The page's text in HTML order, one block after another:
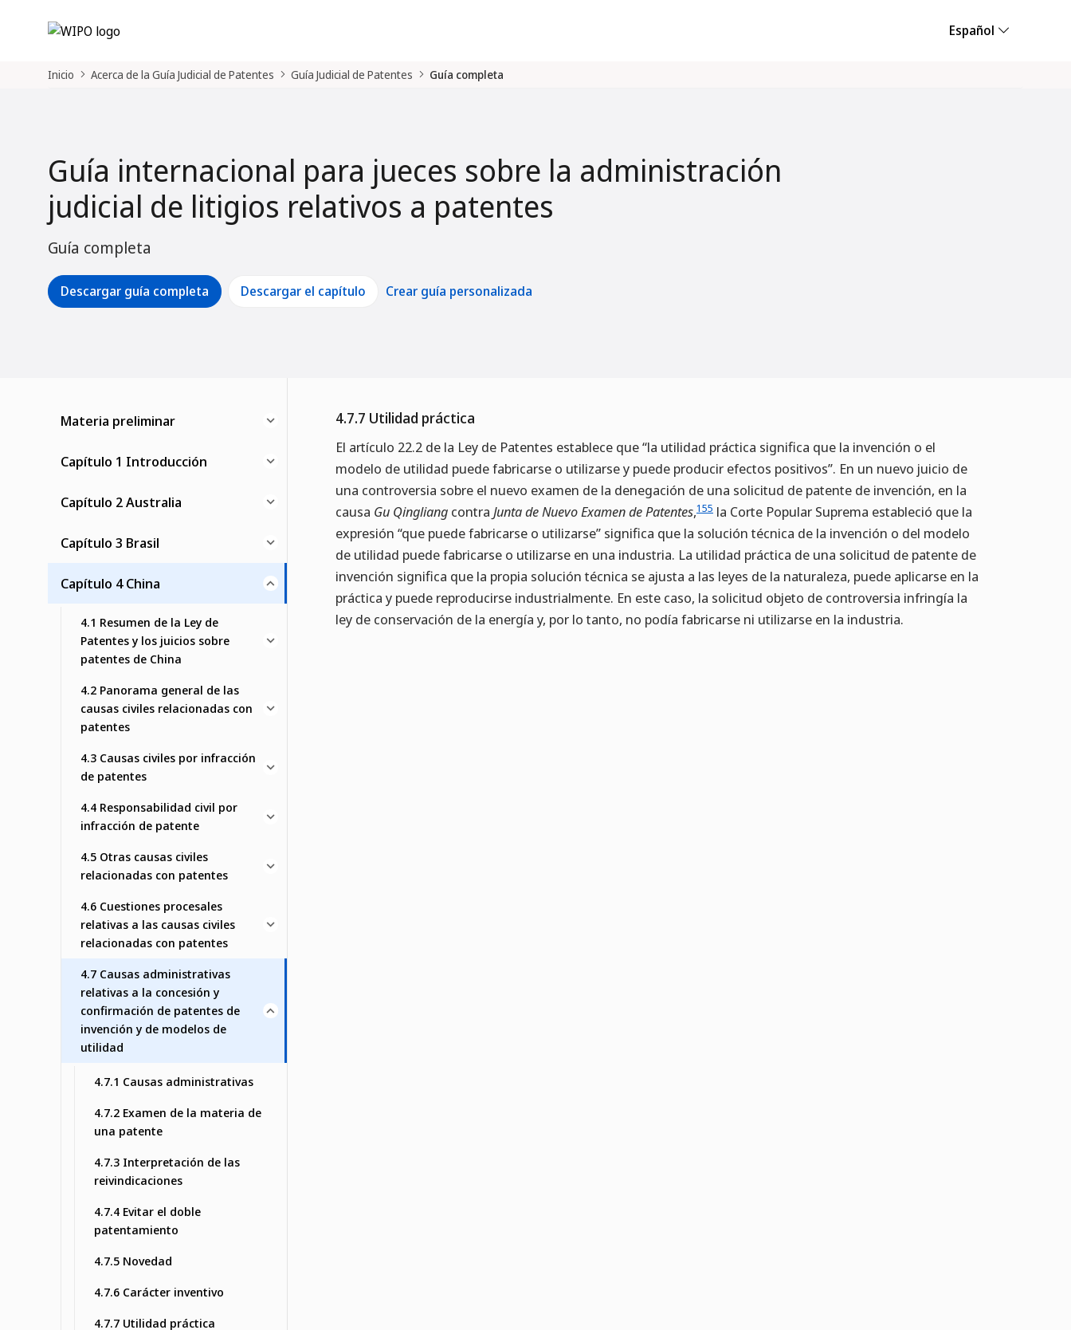
Español
Inicio Acerca de la Guía Judicial de Patentes Guía Judicial de Patentes Guía completa
Guía internacional para jueces sobre la administración
judicial de litigios relativos a patentes
Guía completa
Descargar guía completa Descargar el capítulo Crear guía personalizada
Materia preliminar
Capítulo 1 Introducción
Capítulo 2 Australia
Capítulo 3 Brasil
Capítulo 4 China
4.1 Resumen de la Ley de
Patentes y los juicios sobre
patentes de China
4.2 Panorama general de las
causas civiles relacionadas con
patentes
4.3 Causas civiles por infracción
de patentes
4.4 Responsabilidad civil por
infracción de patente
4.5 Otras causas civiles
relacionadas con patentes
4.6 Cuestiones procesales
relativas a las causas civiles
relacionadas con patentes
4.7 Causas administrativas
relativas a la concesión y
confirmación de patentes de
invención y de modelos de
utilidad
4.7.1 Causas administrativas
4.7.2 Examen de la materia de
una patente
4.7.3 Interpretación de las
reivindicaciones
4.7.4 Evitar el doble
patentamiento
4.7.5 Novedad
4.7.6 Carácter inventivo
4.7.7 Utilidad práctica
4.7.7 Utilidad práctica
El artículo 22.2 de la Ley de Patentes establece que “la utilidad práctica significa que la invención o el
modelo de utilidad puede fabricarse o utilizarse y puede producir efectos positivos”. En un nuevo juicio de
una controversia sobre el nuevo examen de la denegación de una solicitud de patente de invención, en la
causa Gu Qingliang contra Junta de Nuevo Examen de Patentes,155 la Corte Popular Suprema estableció que la
expresión “que puede fabricarse o utilizarse” significa que la solución técnica de la invención o del modelo
de utilidad puede fabricarse o utilizarse en una industria. La utilidad práctica de una solicitud de patente de
invención significa que la propia solución técnica se ajusta a las leyes de la naturaleza, puede aplicarse en la
práctica y puede reproducirse industrialmente. En este caso, la solicitud objeto de controversia infringía la
ley de conservación de la energía y, por lo tanto, no podía fabricarse ni utilizarse en la industria.